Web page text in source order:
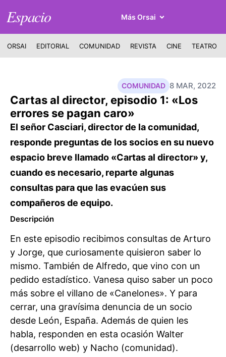
Espacio Más Orsai
ORSAI EDITORIAL COMUNIDAD REVISTA CINE TEATRO
8 MAR, 2022
COMUNIDAD
Cartas al director, episodio 1: «Los
errores se pagan caro»
El señor Casciari, director de la comunidad,
responde preguntas de los socios en su nuevo
espacio breve llamado «Cartas al director» y,
cuando es necesario, reparte algunas
consultas para que las evacúen sus
compañeros de equipo.
Descripción
En este episodio recibimos consultas de Arturo
y Jorge, que curiosamente quisieron saber lo
mismo. También de Alfredo, que vino con un
pedido estadístico. Vanesa quiso saber un poco
más sobre el villano de «Canelones». Y para
cerrar, una gravísima denuncia de un socio
desde León, España. Además de quien les
habla, responden en esta ocasión Walter
(desarrollo web) y Nacho (comunidad).